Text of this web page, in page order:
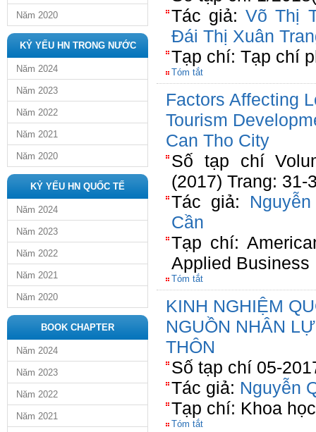
Năm 2020
KỶ YẾU HN TRONG NƯỚC
Năm 2024
Năm 2023
Năm 2022
Năm 2021
Năm 2020
KỶ YẾU HN QUỐC TẾ
Năm 2024
Năm 2023
Năm 2022
Năm 2021
Năm 2020
BOOK CHAPTER
Năm 2024
Năm 2023
Năm 2022
Năm 2021
Tác giả:Võ Thị
Đái Thị Xuân
Tạp chí: Tạp chí
Tóm tắt
Factors Affecting
Tourism
Can Tho City
Số tạp chí
(2017) Trang: 31-
Tác giả:
Cần
Tạp chí:
Applied Business
Tóm tắt
KINH NGHIỆM
NGUỒN NHÂN
THÔN
Số tạp chí 05-
Tác giả: Nguyễn
Tạp chí: Khoa
Tóm tắt